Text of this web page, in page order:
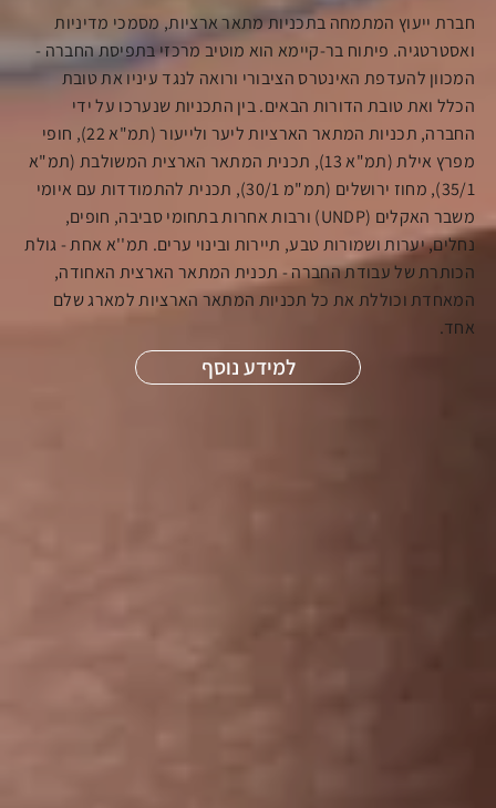
חברת ייעוץ המתמחה בתכניות מתאר ארציות, מסמכי מדיניות
ואסטרטגיה. פיתוח בר-קיימא הוא מוטיב מרכזי בתפיסת החברה -
המכוון להעדפת האינטרס הציבורי ורואה לנגד עיניו את טובת
הכלל ואת טובת הדורות הבאים. בין התכניות שנערכו על ידי
החברה, תכניות המתאר הארציות ליער ולייעור (תמ"א 22), חופי
מפרץ אילת (תמ"א 13), תכנית המתאר הארצית המשולבת (תמ"א
35/1), מחוז ירושלים (תמ"מ 30/1), תכנית להתמודדות עם איומי
משבר האקלים (UNDP) ורבות אחרות בתחומי סביבה, חופים,
נחלים, יערות ושמורות טבע, תיירות ובינוי ערים. תמ''א אחת - גולת
הכותרת של עבודת החברה - תכנית המתאר הארצית האחודה,
המאחדת וכוללת את כל תכניות המתאר הארציות למארג שלם
אחד.
למידע נוסף